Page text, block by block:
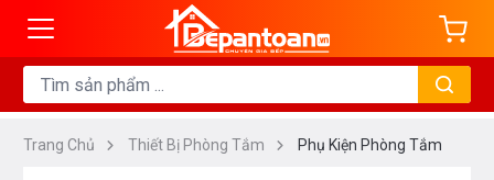
Trang Chủ Thiết Bị Phòng Tắm Phụ Kiện Phòng Tắm